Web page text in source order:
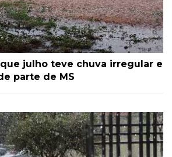
julho teve chuva irregular e
parte de MS